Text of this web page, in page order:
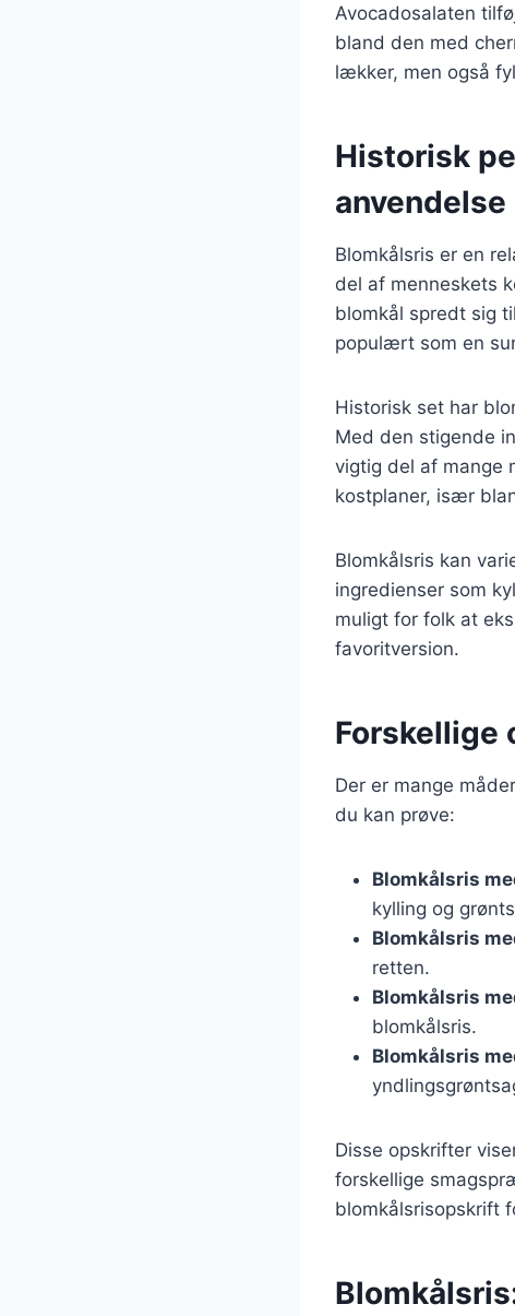
Avocadosalaten
bland den med
lækker, men også
Historisk
anvendelse
Blomkålsris er en
del af menneskets
blomkål spredt sig
populært som en
Historisk set har
Med den stigende
vigtig del af mange
kostplaner, især
Blomkålsris kan
ingredienser som
muligt for folk at
favoritversion.
Forskellige
Der er mange
du kan prøve:
Blomkålsris
kylling og
Blomkålsris
retten.
Blomkålsris
blomkålsris.
Blomkålsris
Disse opskrifter
forskellige
blomkålsrisopskrift